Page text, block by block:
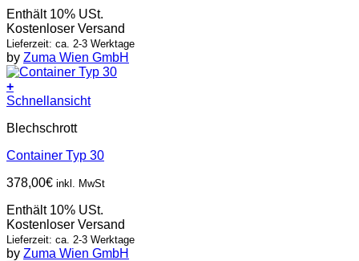
Enthält 10% USt.
Kostenloser Versand
Lieferzeit: ca. 2-3 Werktage
by Zuma Wien GmbH
+
Schnellansicht
Blechschrott
Container Typ 30
378,00€ inkl. MwSt
Enthält 10% USt.
Kostenloser Versand
Lieferzeit: ca. 2-3 Werktage
by Zuma Wien GmbH